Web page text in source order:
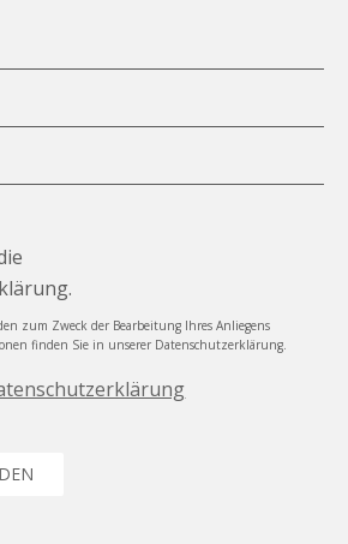
zum Zweck der Bearbeitung Ihres Anliegens
finden Sie in unserer Datenschutzerklärung.